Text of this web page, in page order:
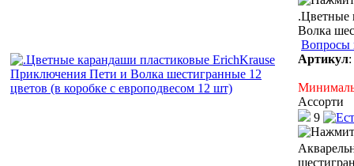
.Цветные
Волка
Вопросы
Артикул:
Ассорти
9